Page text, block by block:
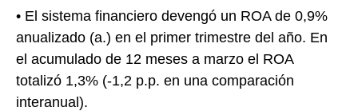
• El sistema financiero devengó un ROA de 0,9%
anualizado (a.) en el primer trimestre del año. En
el acumulado de 12 meses a marzo el ROA
totalizó 1,3% (-1,2 p.p. en una comparación
interanual).